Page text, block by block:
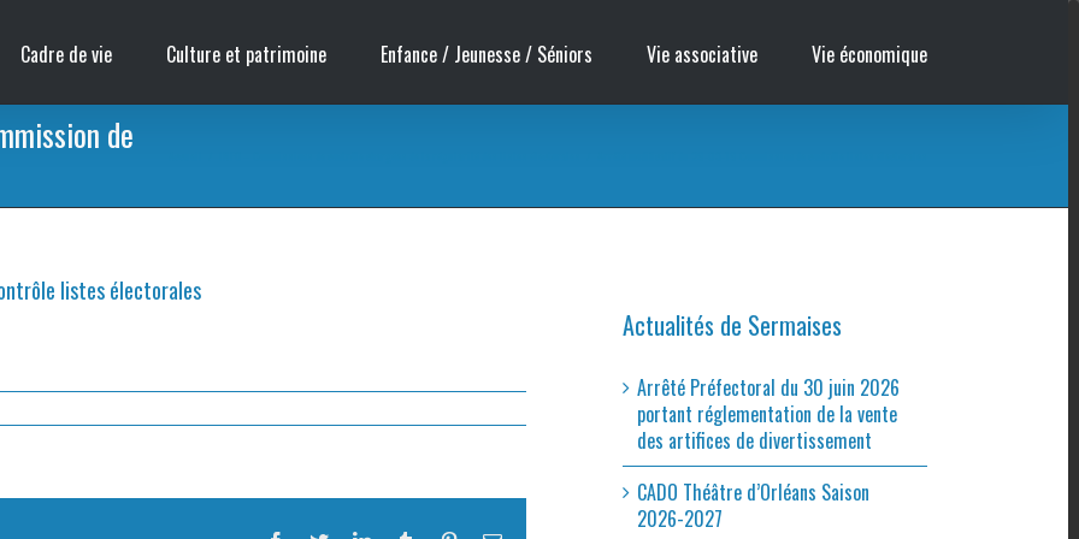
Cadre de vie Culture et patrimoine Enfance / Jeunesse / Séniors Vie associative Vie économique
de
listes électorales
Actualités de Sermaises
Arrêté Préfectoral du 30 juin 2026
portant réglementation de la vente
des artifices de divertissement
CADO Théâtre d’Orléans Saison
2026-2027